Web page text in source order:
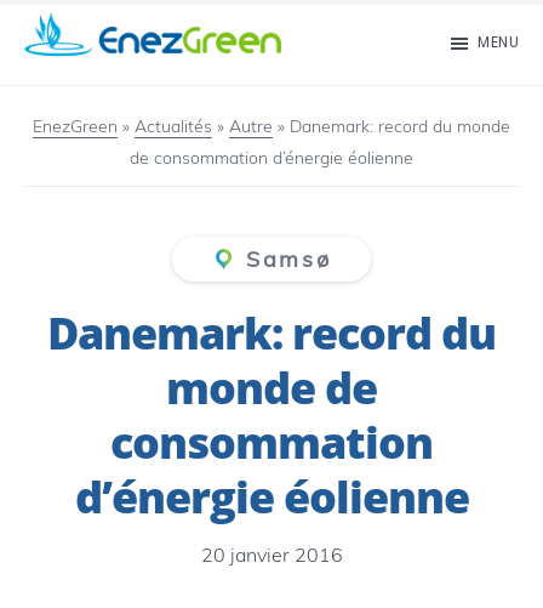
Passer
au
principal
islands
MENU
EnezGreen » Actualités » Autre » Danemark: record du monde
de consommation d’énergie éolienne
Samsø
Danemark: record du
monde de
consommation
d’énergie éolienne
20 janvier 2016